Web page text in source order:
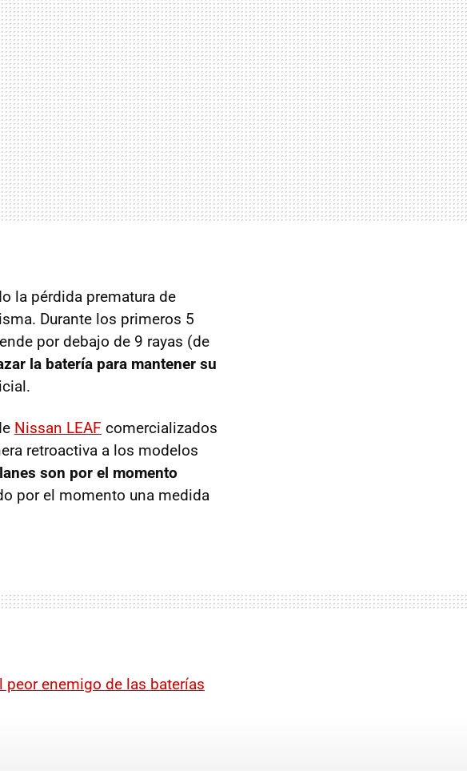
la pérdida prematura de
Durante los primeros 5
por debajo de 9 rayas (de
la batería para mantener su
Nissan LEAF comercializados
retroactiva a los modelos
son por el momento
por el momento una medida
peor enemigo de las baterías